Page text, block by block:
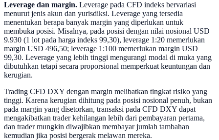
Leverage dan margin. Leverage pada CFD indeks bervariasi
menurut jenis akun dan yurisdiksi. Leverage yang tersedia
menentukan berapa banyak margin yang diperlukan untuk
membuka posisi. Misalnya, pada posisi dengan nilai nosional USD
9.930 (1 lot pada harga indeks 99,30), leverage 1:20 memerlukan
margin USD 496,50; leverage 1:100 memerlukan margin USD
99,30. Leverage yang lebih tinggi mengurangi modal di muka yang
dibutuhkan tetapi secara proporsional memperkuat keuntungan dan
kerugian.
Trading CFD DXY dengan margin melibatkan tingkat risiko yang
tinggi. Karena kerugian dihitung pada posisi nosional penuh, bukan
pada margin yang disetorkan, transaksi pada CFD DXY dapat
mengakibatkan trader kehilangan lebih dari pembayaran pertama,
dan trader mungkin diwajibkan membayar jumlah tambahan
kemudian jika posisi bergerak melawan mereka.